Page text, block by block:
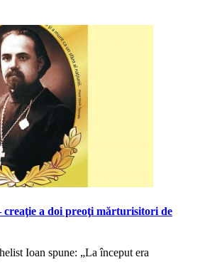
a doi preoţi mărturisitori de
Ioan spune: „La început era